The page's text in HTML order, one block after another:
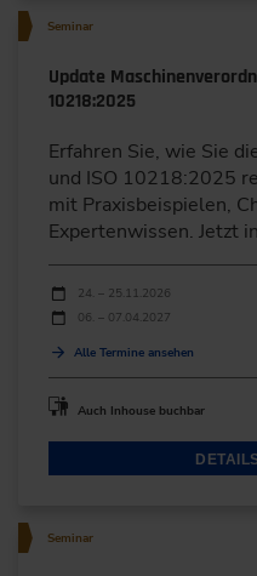
Seminar
Update
10218:2025
Erfahren Sie, wie Sie
und ISO 10218:2025
mit Praxisbeispielen,
Expertenwissen. Jetzt
Durchführungen
Veranstaltungsdatum
24. – 25.11.2026
06. – 07.04.2027
Alle Termine ansehen
Auch Inhouse buchbar
Seminar